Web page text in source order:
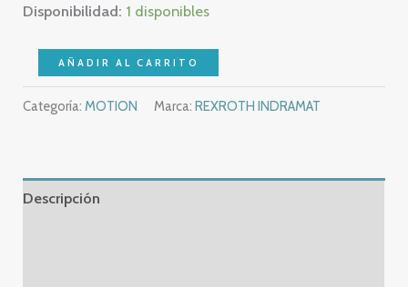
Disponibilidad: 1 disponibles
REXROTH
INDRADRIVE
HCS02.1E-
03-
NNNN
AÑADIR AL CARRITO
Categoría:MOTION Marca:REXROTH INDRAMAT
Descripción